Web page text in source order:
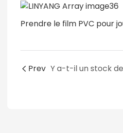
Prendre le film PVC pour
Prev